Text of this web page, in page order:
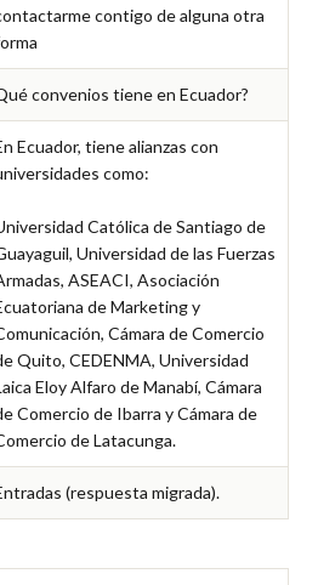
contigo de alguna otra
convenios tiene en Ecuador?
Ecuador, tiene alianzas con
como:
Católica de Santiago de
Universidad de las Fuerzas
ASEACI, Asociación
de Marketing y
Cámara de Comercio
Quito, CEDENMA, Universidad
Eloy Alfaro de Manabí, Cámara
Comercio de Ibarra y Cámara de
de Latacunga.
(respuesta migrada).